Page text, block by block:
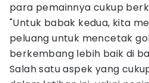
para pemainnya cukup
"Untuk babak kedua, kita
peluang untuk mencetak
berkembang lebih baik di
Salah satu aspek yang